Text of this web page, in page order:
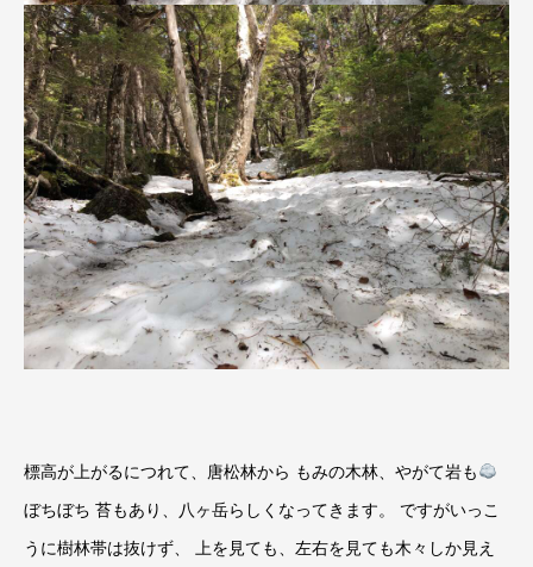
標高が上がるにつれて、唐松林から もみの木林、やがて岩も
ぼちぼち 苔もあり、八ヶ岳らしくなってきます。 ですがいっこ
うに樹林帯は抜けず、 上を見ても、左右を見ても木々しか見え